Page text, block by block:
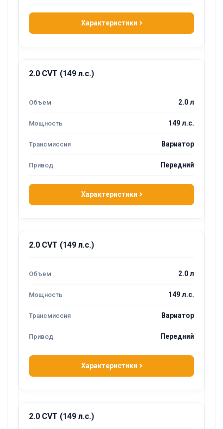
Характеристики
2.0 CVT (149 л.с.)
2.0 л
149 л.с.
Вариатор
Передний
Характеристики
2.0 CVT (149 л.с.)
2.0 л
149 л.с.
Вариатор
Передний
Характеристики
2.0 CVT (149 л.с.)